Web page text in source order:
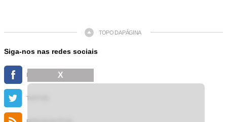
TOPO DA PÁGINA
Siga-nos nas redes sociais
FACEBOOK
TWITTER
X